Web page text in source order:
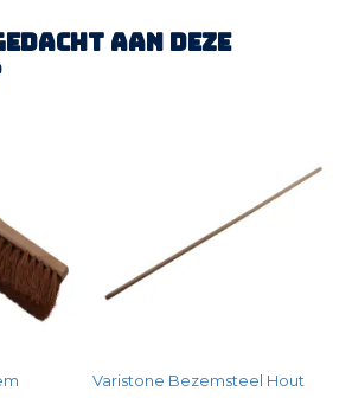
aan deze
Varistone Bezemsteel Hout